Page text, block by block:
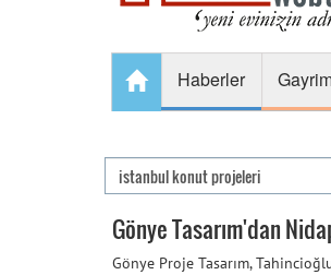
Haberler
Gönye Tasarım'dan
Gönye Proje Tasarım,